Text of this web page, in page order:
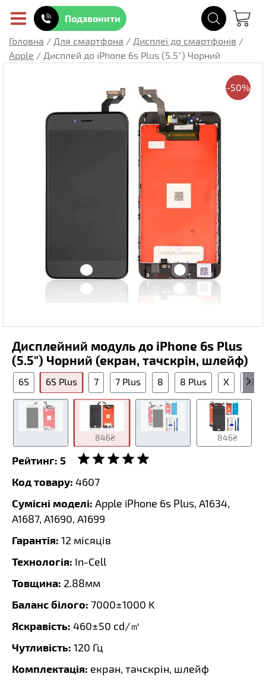
Подзвонити
Головна / Для смартфона / Дисплеї до смартфонів /
Apple / Дисплей до iPhone 6s Plus (5.5") Чорний
-50%
Дисплейний модуль до iPhone 6s Plus
(5.5") Чорний (екран, тачскрін, шлейф)
6S 6S Plus 7 7 Plus 8 8 Plus X XR
846₴ 846₴
Рейтинг: 5
Код товару: 4607
Сумісні моделі: Apple iPhone 6s Plus, A1634,
A1687, A1690, A1699
Гарантія: 12 місяців
Технологія: In-Cell
Товщина: 2.88мм
Баланс білого: 7000±1000 K
Яскравість: 460±50 cd/㎡
Чутливість: 120 Гц
Комплектація: екран, тачскрін, шлейф